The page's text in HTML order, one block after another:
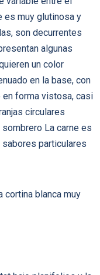
es muy glutinosa y
son decurrentes
algunas
un color
en la base, con
en forma vistosa, casi
circulares
La carne es
particulares
cortina blanca muy